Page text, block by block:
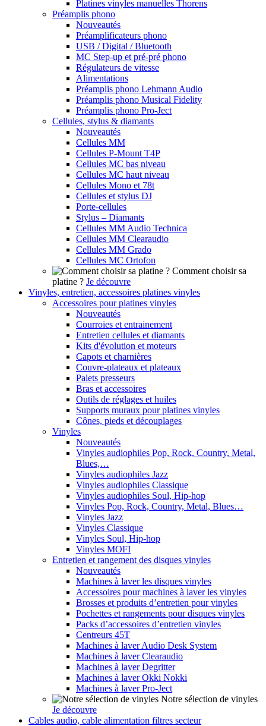
Platines vinyles manuelles Thorens
Préamplis phono
Nouveautés
Préamplificateurs phono
USB / Digital / Bluetooth
MC Step-up et pré-pré phono
Régulateurs de vitesse
Alimentations
Préamplis phono Lehmann Audio
Préamplis phono Musical Fidelity
Préamplis phono Pro-Ject
Cellules, stylus & diamants
Nouveautés
Cellules MM
Cellules P-Mount T4P
Cellules MC bas niveau
Cellules MC haut niveau
Cellules Mono et 78t
Cellules et stylus DJ
Porte-cellules
Stylus – Diamants
Cellules MM Audio Technica
Cellules MM Clearaudio
Cellules MM Grado
Cellules MC Ortofon
Comment choisir sa
platine ? Je découvre
Vinyles, entretien, accessoires platines vinyles
Accessoires pour platines vinyles
Nouveautés
Courroies et entrainement
Entretien cellules et diamants
Kits d'évolution et moteurs
Capots et charnières
Couvre-plateaux et plateaux
Palets presseurs
Bras et accessoires
Outils de réglages et huiles
Supports muraux pour platines vinyles
Cônes, pieds et découplages
Vinyles
Nouveautés
Vinyles audiophiles Pop, Rock, Country, Metal,
Blues,…
Vinyles audiophiles Jazz
Vinyles audiophiles Classique
Vinyles audiophiles Soul, Hip-hop
Vinyles Pop, Rock, Country, Metal, Blues…
Vinyles Jazz
Vinyles Classique
Vinyles Soul, Hip-hop
Vinyles MOFI
Entretien et rangement des disques vinyles
Nouveautés
Machines à laver les disques vinyles
Accessoires pour machines à laver les vinyles
Brosses et produits d’entretien pour vinyles
Pochettes et rangements pour disques vinyles
Packs d’accessoires d’entretien vinyles
Centreurs 45T
Machines à laver Audio Desk System
Machines à laver Clearaudio
Machines à laver Degritter
Machines à laver Okki Nokki
Machines à laver Pro-Ject
Notre sélection de vinyles
Je découvre
Cables audio, cable alimentation filtres secteur